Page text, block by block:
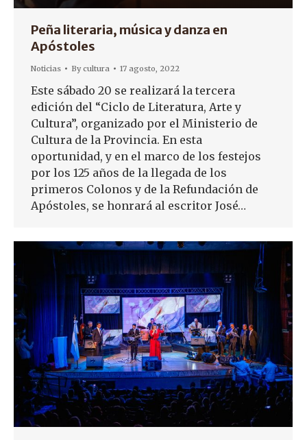
Peña literaria, música y danza en
Apóstoles
Noticias Bycultura 17 agosto, 2022
Este sábado 20 se realizará la tercera
edición del “Ciclo de Literatura, Arte y
Cultura”, organizado por el Ministerio de
Cultura de la Provincia. En esta
oportunidad, y en el marco de los festejos
por los 125 años de la llegada de los
primeros Colonos y de la Refundación de
Apóstoles, se honrará al escritor José…